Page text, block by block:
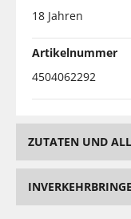
18 Jahren
Artikelnummer
4504062292
ZUTATEN UND